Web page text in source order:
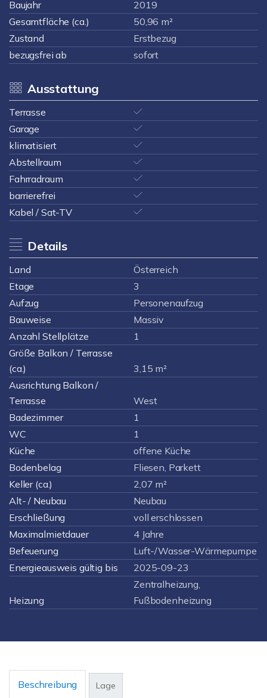
Baujahr
2019
Gesamtfläche (ca.)
50,96 m²
Zustand
Erstbezug
bezugsfrei ab
sofort
Ausstattung
Terrasse
Garage
klimatisiert
Abstellraum
Fahrradraum
barrierefrei
Kabel / Sat-TV
Details
Land
Österreich
Etage
3
Aufzug
Personenaufzug
Bauweise
Massiv
Anzahl Stellplätze
1
Größe Balkon / Terrasse
(ca.)
3,15 m²
Ausrichtung Balkon /
Terrasse
West
Badezimmer
1
WC
1
Küche
offene Küche
Bodenbelag
Fliesen, Parkett
Keller (ca.)
2,07 m²
Alt- / Neubau
Neubau
Erschließung
voll erschlossen
Maximalmietdauer
4 Jahre
Befeuerung
Luft-/Wasser-Wärmepumpe
Energieausweis gültig bis
2025-09-23
Heizung
Zentralheizung,
Fußbodenheizung
Beschreibung Lage